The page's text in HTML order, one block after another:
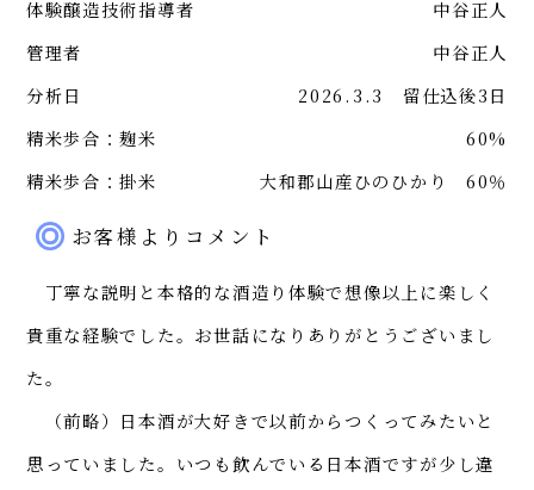
体験醸造技術指導者
中谷正人
管理者
中谷正人
分析日
2026.3.3 留仕込後3日
精米歩合：麹米
60%
精米歩合：掛米
大和郡山産ひのひかり 60％
お客様よりコメント
丁寧な説明と本格的な酒造り体験で想像以上に楽しく
貴重な経験でした。お世話になりありがとうございまし
た。
（前略）日本酒が大好きで以前からつくってみたいと
思っていました。いつも飲んでいる日本酒ですが少し違